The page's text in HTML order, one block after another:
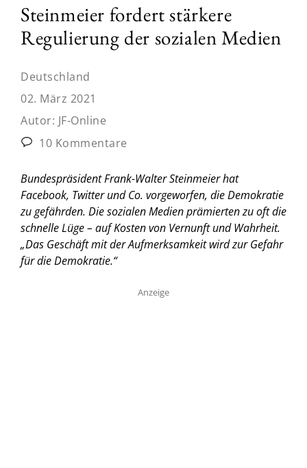
Steinmeier fordert stärkere
Regulierung der sozialen Medien
Deutschland
02. März 2021
Autor: JF-Online
10 Kommentare
Bundespräsident Frank-Walter Steinmeier hat
Facebook, Twitter und Co. vorgeworfen, die Demokratie
zu gefährden. Die sozialen Medien prämierten zu oft die
schnelle Lüge – auf Kosten von Vernunft und Wahrheit.
„Das Geschäft mit der Aufmerksamkeit wird zur Gefahr
für die Demokratie.“
Anzeige